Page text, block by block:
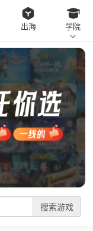
出海 学院
搜索游戏